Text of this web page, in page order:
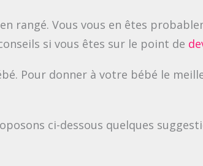
rangé. Vous vous en êtes
si vous êtes sur le point de
Pour donner à votre bébé le
ci-dessous quelques